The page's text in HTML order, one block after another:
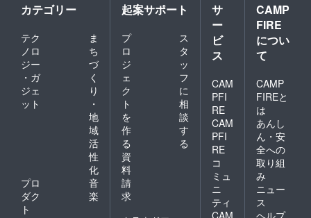
カテゴリー
テク
ノロ
ジー
・ガ
ジェ
ット
ま
ち
づ
く
り
・
地
域
活
性
化
プロ
ダク
ト
音
楽
起案サポート
プ
ロ
ジ
ェ
ク
ト
を
作
る
ス
タ
ッ
フ
に
相
談
す
る
資
料
請
求
サ
ー
ビ
ス
CAM
PFI
RE
CAM
PFI
RE
コ
ミュ
ニ
ティ
CAM
CAMP
FIRE
につい
て
CAMP
FIREと
は
あんし
ん・安
全への
取り組
み
ニュー
ス
ヘルプ